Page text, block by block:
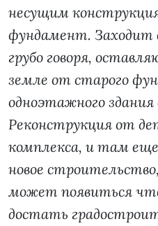
несущим
фундамент. Заходит
грубо говоря,
земле от старого
одноэтажного
Реконструкция от
комплекса, и там
новое
может появиться
достать